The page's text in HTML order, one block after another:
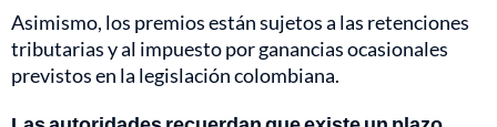
Asimismo, los premios están sujetos a las retenciones
tributarias y al impuesto por ganancias ocasionales
previstos en la legislación colombiana.